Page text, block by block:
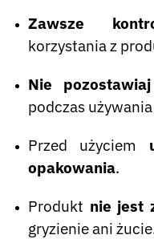
Zawsze
korzystania z
Nie
podczas
Przed użyciem
opakowania.
Produkt nie jest
gryzienie ani